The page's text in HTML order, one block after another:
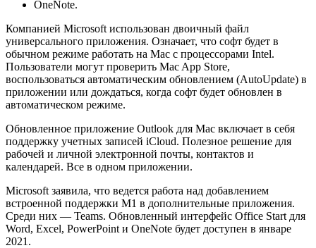
OneNote.
Компанией Microsoft использован двоичный файл
универсального приложения. Означает, что софт будет в
обычном режиме работать на Mac с процессорами Intel.
Пользователи могут проверить Mac App Store,
воспользоваться автоматическим обновлением (AutoUpdate) в
приложении или дождаться, когда софт будет обновлен в
автоматическом режиме.
Обновленное приложение Outlook для Mac включает в себя
поддержку учетных записей iCloud. Полезное решение для
рабочей и личной электронной почты, контактов и
календарей. Все в одном приложении.
Microsoft заявила, что ведется работа над добавлением
встроенной поддержки M1 в дополнительные приложения.
Среди них — Teams. Обновленный интерфейс Office Start для
Word, Excel, PowerPoint и OneNote будет доступен в январе
2021.